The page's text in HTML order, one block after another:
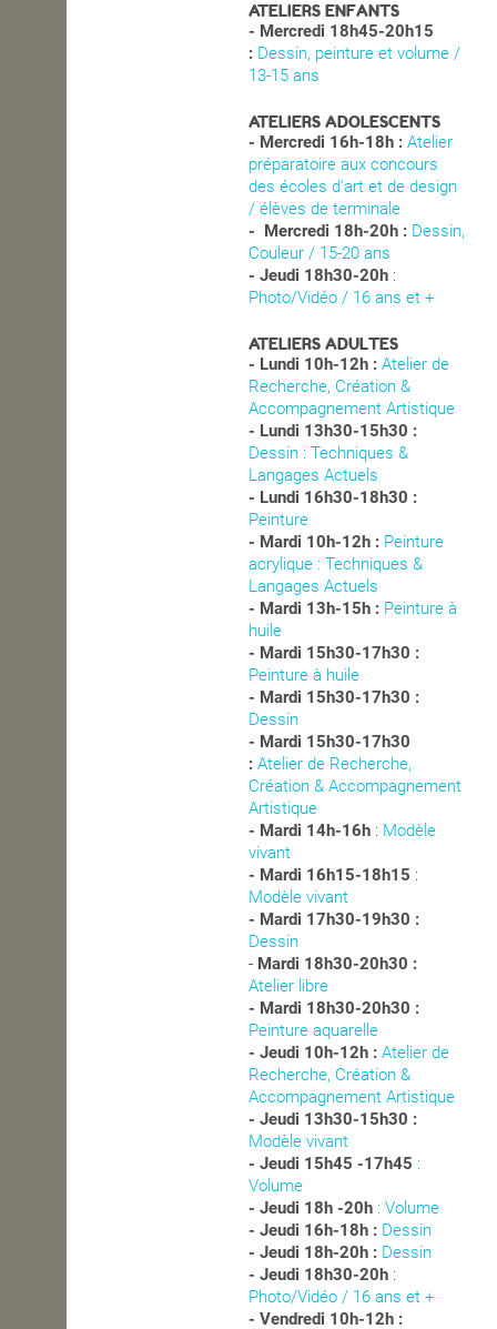
ATELIERS ENFANTS
- Mercredi 18h45-20h15
: Dessin, peinture et volume /
13-15 ans
ATELIERS ADOLESCENTS
- Mercredi 16h-18h :Atelier
préparatoire aux concours
des écoles d'art et de design
/ élèves de terminale
- Mercredi 18h-20h : Dessin,
Couleur / 15-20 ans
- Jeudi 18h30-20h :
Photo/Vidéo / 16 ans et +
ATELIERS ADULTES
- Lundi 10h-12h : Atelier de
Recherche, Création &
Accompagnement Artistique
- Lundi 13h30-15h30 :
Dessin : Techniques &
Langages Actuels
- Lundi 16h30-18h30 :
Peinture
- Mardi 10h-12h : Peinture
acrylique : Techniques &
Langages Actuels
- Mardi 13h-15h : Peinture à
huile
- Mardi 15h30-17h30 :
Peinture à huile
- Mardi 15h30-17h30 :
Dessin
- Mardi 15h30-17h30
: Atelier de Recherche,
Création & Accompagnement
Artistique
- Mardi 14h-16h : Modèle
vivant
- Mardi 16h15-18h15 :
Modèle vivant
- Mardi 17h30-19h30 :
Dessin
- Mardi 18h30-20h30 :
Atelier libre
- Mardi 18h30-20h30 :
Peinture aquarelle
- Jeudi 10h-12h : Atelier de
Recherche, Création &
Accompagnement Artistique
- Jeudi 13h30-15h30 :
Modèle vivant
- Jeudi 15h45 -17h45 :
Volume
- Jeudi 18h -20h : Volume
- Jeudi 16h-18h : Dessin
- Jeudi 18h-20h : Dessin
- Jeudi 18h30-20h :
Photo/Vidéo / 16 ans et +
- Vendredi 10h-12h :